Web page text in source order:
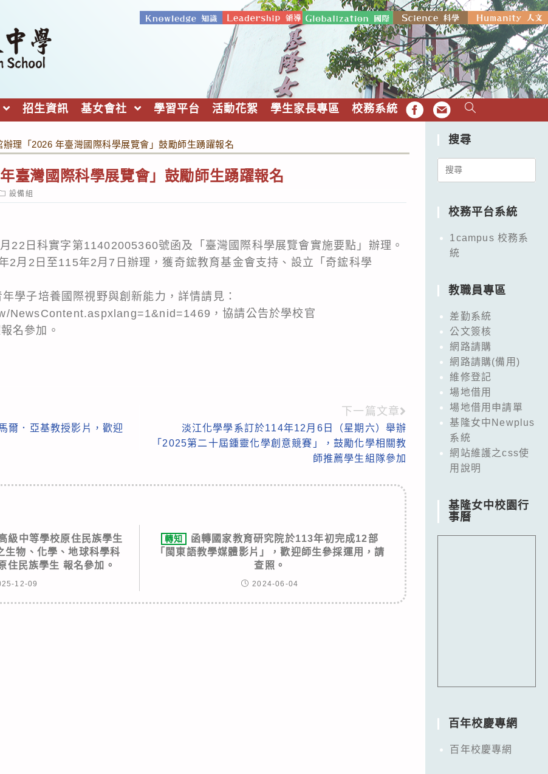
招生資訊 基女會社 學習平台 活動花絮 學生家長專區 校務系統 FB EMAIL
辦理「2026 年臺灣國際科學展覽會」鼓勵師生踴躍報名
臺灣國際科學展覽會」鼓勵師生踴躍報名
設備組
22日科實字第11402005360號函及「臺灣國際科學展覽會實施要點」辦理。
2月2日至115年2月7日辦理，獲奇鋐教育基金會支持、設立「奇鋐科學
學子培養國際視野與創新能力，詳情請見：
NewsContent.aspxlang=1&nid=1469，協請公告於學校官
名參加。
爾．亞基教授影片，歡迎
下一篇文章
淡江化學學系訂於114年12月6日（星期六）舉辦
「2025第二十屆鍾靈化學創意競賽」，鼓勵化學相關教
師推薦學生組隊參加
級中等學校原住民族學生
生物、化學、地球科學科
住民族學生 報名參加。
12-09
轉知
函轉國家教育研究院於113年初完成12部
「閩東語教學媒體影片」，歡迎師生參採運用，請
查照。
2024-06-04
搜尋
Search
校務平台系統
1campus 校務系
統
教職員專區
差勤系統
公文簽核
網路請購
網路請購(備用)
維修登記
場地借用
場地借用申請單
基隆女中Newplus
系統
網站維護之css使
用說明
基隆女中校園行
事曆
百年校慶專網
百年校慶專網